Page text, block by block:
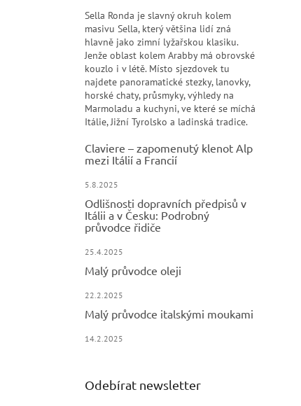
Sella Ronda je slavný okruh kolem
masivu Sella, který většina lidí zná
hlavně jako zimní lyžařskou klasiku.
Jenže oblast kolem Arabby má obrovské
kouzlo i v létě. Místo sjezdovek tu
najdete panoramatické stezky, lanovky,
horské chaty, průsmyky, výhledy na
Marmoladu a kuchyni, ve které se míchá
Itálie, Jižní Tyrolsko a ladinská tradice.
Claviere – zapomenutý klenot Alp
mezi Itálií a Francií
5.8.2025
Odlišnosti dopravních předpisů v
Itálii a v Česku: Podrobný
průvodce řidiče
25.4.2025
Malý průvodce oleji
22.2.2025
Malý průvodce italskými moukami
14.2.2025
Odebírat newsletter